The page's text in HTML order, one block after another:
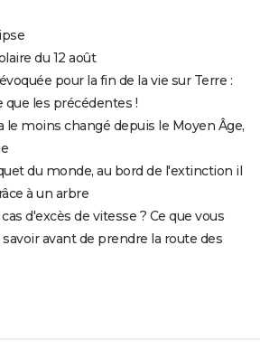
du 12 août
pour la fin de la vie sur Terre :
que les précédentes !
le moins changé depuis le Moyen Âge,
du monde, au bord de l'extinction il
à un arbre
d'excès de vitesse ? Ce que vous
avant de prendre la route des